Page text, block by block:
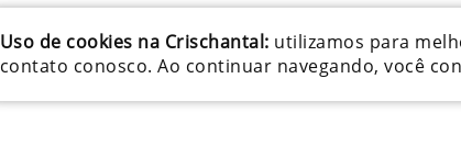
Uso de cookies na Crischantal: utilizamos para
contato conosco. Ao continuar navegando, você